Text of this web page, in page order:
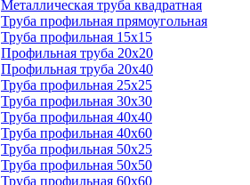
Металлическая труба квадратная
Труба профильная прямоугольная
Труба профильная 15х15
Профильная труба 20х20
Профильная труба 20х40
Труба профильная 25х25
Труба профильная 30x30
Труба профильная 40х40
Труба профильная 40х60
Труба профильная 50х25
Труба профильная 50х50
Труба профильная 60x60